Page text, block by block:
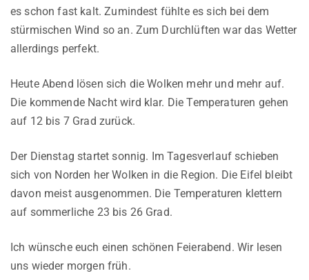
es schon fast kalt. Zumindest fühlte es sich bei dem
stürmischen Wind so an. Zum Durchlüften war das Wetter
allerdings perfekt.
Heute Abend lösen sich die Wolken mehr und mehr auf.
Die kommende Nacht wird klar. Die Temperaturen gehen
auf 12 bis 7 Grad zurück.
Der Dienstag startet sonnig. Im Tagesverlauf schieben
sich von Norden her Wolken in die Region. Die Eifel bleibt
davon meist ausgenommen. Die Temperaturen klettern
auf sommerliche 23 bis 26 Grad.
Ich wünsche euch einen schönen Feierabend. Wir lesen
uns wieder morgen früh.